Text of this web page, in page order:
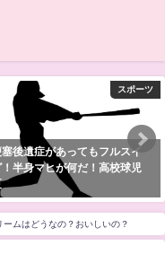
スポーツ
塞後遺症があってもフルスイ
！半身マヒが何だ！高校球児
ムはどうなの？おいしいの？